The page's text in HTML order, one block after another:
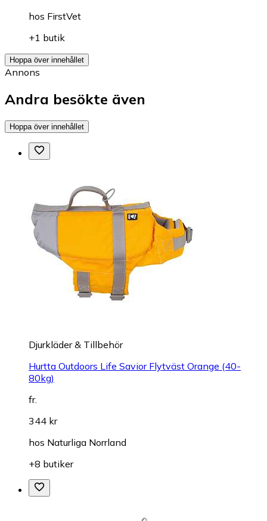
hos FirstVet
+1 butik
Hoppa över innehållet
Annons
Andra besökte även
Hoppa över innehållet
Djurkläder & Tillbehör
Hurtta Outdoors Life Savior Flytväst Orange (40-
80kg)
fr.
344 kr
hos Naturliga Norrland
+8 butiker